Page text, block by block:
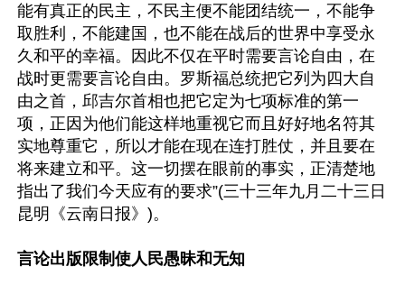
能有真正的民主，不民主便不能团结统一，不能争
取胜利，不能建国，也不能在战后的世界中享受永
久和平的幸福。因此不仅在平时需要言论自由，在
战时更需要言论自由。罗斯福总统把它列为四大自
由之首，邱吉尔首相也把它定为七项标准的第一
项，正因为他们能这样地重视它而且好好地名符其
实地尊重它，所以才能在现在连打胜仗，并且要在
将来建立和平。这一切摆在眼前的事实，正清楚地
指出了我们今天应有的要求”(三十三年九月二十三日
昆明《云南日报》)。
言论出版限制使人民愚昧和无知